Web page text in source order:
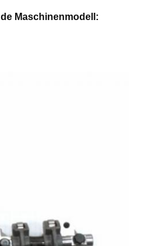
Maschinenmodell: